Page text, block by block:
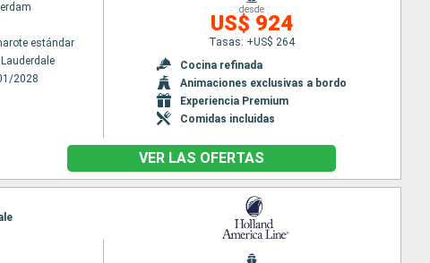
estándar
Lauderdale
2028
desde
US$ 924
Tasas: +US$ 264
Cocina refinada
Animaciones exclusivas a bordo
Experiencia Premium
Comidas incluidas
VER LAS OFERTAS